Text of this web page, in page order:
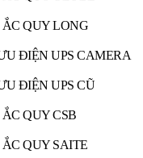
QUY LONG
ĐIỆN UPS CAMERA
ĐIỆN UPS CŨ
QUY CSB
QUY SAITE